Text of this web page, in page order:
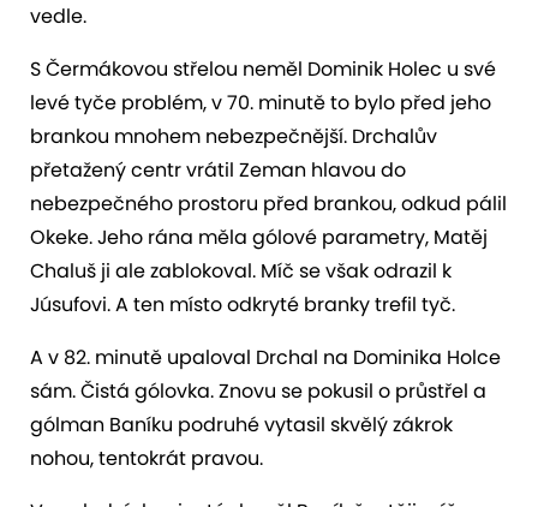
vedle.
S Čermákovou střelou neměl Dominik Holec u své
levé tyče problém, v 70. minutě to bylo před jeho
brankou mnohem nebezpečnější. Drchalův
přetažený centr vrátil Zeman hlavou do
nebezpečného prostoru před brankou, odkud pálil
Okeke. Jeho rána měla gólové parametry, Matěj
Chaluš ji ale zablokoval. Míč se však odrazil k
Júsufovi. A ten místo odkryté branky trefil tyč.
A v 82. minutě upaloval Drchal na Dominika Holce
sám. Čistá gólovka. Znovu se pokusil o průstřel a
gólman Baníku podruhé vytasil skvělý zákrok
nohou, tentokrát pravou.